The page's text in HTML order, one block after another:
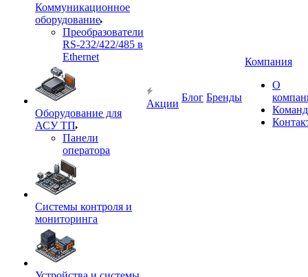
Коммуникационное
оборудование
Преобразователи
RS-232/422/485 в
Ethernet
Оборудование для
АСУ ТП
Панели
оператора
Системы контроля и
мониторинга
Акции
Блог Бренды
Компания
О